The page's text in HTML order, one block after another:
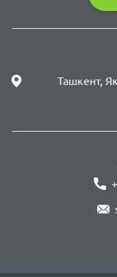
Ташкент,